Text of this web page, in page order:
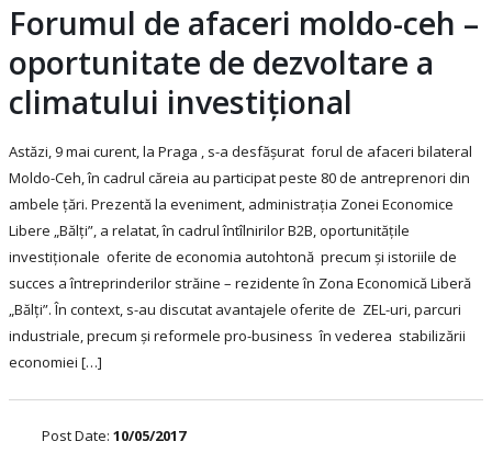
Forumul de afaceri moldo-ceh –
oportunitate de dezvoltare a
climatului investițional
Astăzi, 9 mai curent, la Praga , s-a desfășurat forul de afaceri bilateral
Moldo-Ceh, în cadrul căreia au participat peste 80 de antreprenori din
ambele țări. Prezentă la eveniment, administrația Zonei Economice
Libere „Bălți”, a relatat, în cadrul întîlnirilor B2B, oportunitățile
investiționale oferite de economia autohtonă precum și istoriile de
succes a întreprinderilor străine – rezidente în Zona Economică Liberă
„Bălți”. În context, s-au discutat avantajele oferite de ZEL-uri, parcuri
industriale, precum și reformele pro-business în vederea stabilizării
economiei […]
Post Date: 10/05/2017